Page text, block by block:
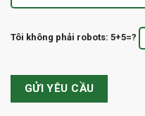
Tôi không phải robots: 5+5=?